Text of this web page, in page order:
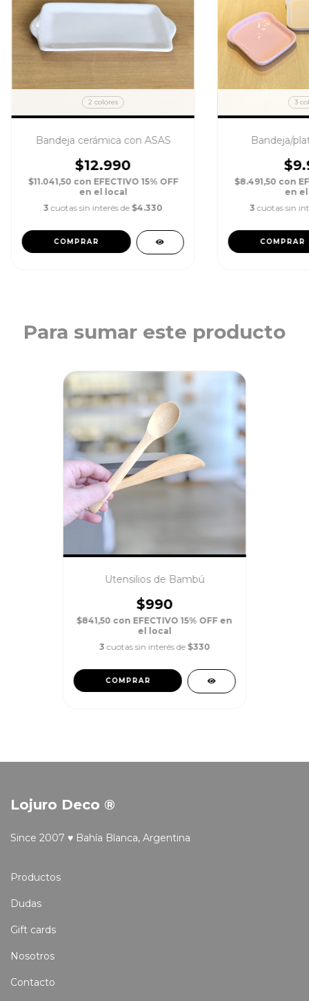
2 colores
Bandeja cerámica con ASAS
$12.990
$11.041,50 con EFECTIVO 15% OFF
en el local
3 cuotas sin interés de $4.330
COMPRAR
3
Bandeja/
$8.491,50 con
en
3 cuotas sin
COMPRAR
Para sumar este producto
Utensilios de Bambú
$990
$841,50 con EFECTIVO 15% OFF en
el local
3 cuotas sin interés de $330
COMPRAR
Lojuro Deco ®
Since 2007 ♥ Bahía Blanca, Argentina
Productos
Dudas
Gift cards
Nosotros
Contacto